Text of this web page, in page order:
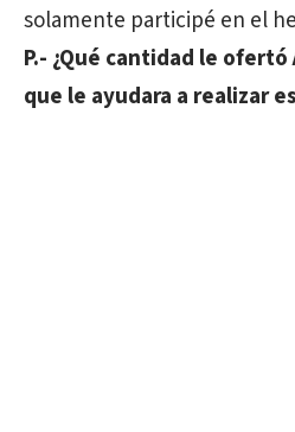
solamente participé en el
P.- ¿Qué cantidad le
que le ayudara a realizar